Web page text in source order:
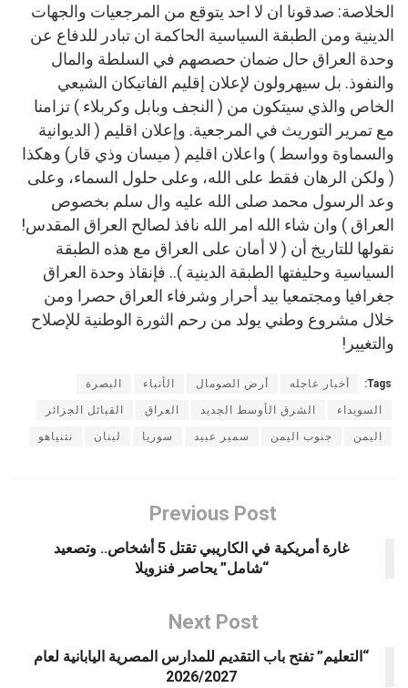
الخلاصة: صدقونا ان لا احد يتوقع من المرجعيات والجهات
الدينية ومن الطبقة السياسية الحاكمة ان تبادر للدفاع عن
وحدة العراق حال ضمان حصصهم في السلطة والمال
والنفوذ. بل سيهرولون لإعلان إقليم الفاتيكان الشيعي
الخاص والذي سيتكون من ( النجف وبابل وكربلاء ) تزامنا
مع تمرير التوريث في المرجعية. وإعلان اقليم ( الديوانية
والسماوة وواسط ) واعلان اقليم ( ميسان وذي قار) وهكذا
( ولكن الرهان فقط على الله، وعلى حلول السماء، وعلى
وعد الرسول محمد صلى الله عليه وال سلم بخصوص
العراق ) وان شاء الله امر الله نافذ لصالح العراق المقدس!
نقولها للتاريخ أن ( لا أمان على العراق مع هذه الطبقة
السياسية وحليفتها الطبقة الدينية ).. فإنقاذ وحدة العراق
جغرافيا ومجتمعيا بيد أحرار وشرفاء العراق حصرا ومن
خلال مشروع وطني يولد من رحم الثورة الوطنية للإصلاح
والتغيير!
Tags: أخبار عاجله أرض الصومال الأنباء البصرة
السويداء الشرق الأوسط الجديد العراق القبائل الجزائر
اليمن جنوب اليمن سمير عبيد سوريا لبنان نتنياهو
Previous Post
غارة أمريكية في الكاريبي تقتل 5 أشخاص.. وتصعيد
“شامل” يحاصر فنزويلا
Next Post
“التعليم” تفتح باب التقديم للمدارس المصرية اليابانية لعام
2026/2027